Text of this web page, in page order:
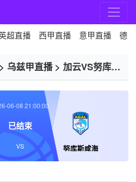
超直播 西甲直播 意甲直播 德
> 乌兹甲直播> 加云VS努库斯
努库斯咸海
06-08 21:00:00
已结束
VS